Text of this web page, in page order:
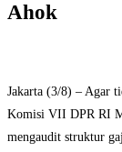
Ahok
Jakarta (3/8) – Agar
Komisi VII DPR RI
mengaudit struktur